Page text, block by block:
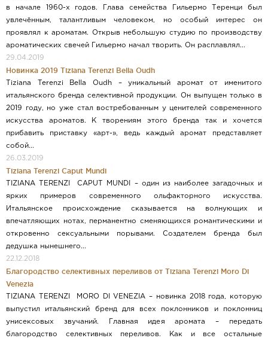
в начале 1960-х годов. Глава семейства Гильермо Теренци был
увлечённым, талантливым человеком, но особый интерес он
проявлял к ароматам. Открыв небольшую студию по производству
ароматических свечей Гильермо начал творить. Он расплавлял...
29.04.2019
Новинка 2019 Tiziana Terenzi Bella Oudh
Tiziana Terenzi Bella Oudh – уникальный аромат от именитого
итальянского бренда селективной продукции. Он выпущен только в
2019 году, но уже стал востребованным у ценителей современного
искусства ароматов. К творениям этого бренда так и хочется
прибавить приставку «арт-», ведь каждый аромат представляет
собой...
26.03.2019
Tiziana Terenzi Caput Mundi
TIZIANA TERENZI CAPUT MUNDI – один из наиболее загадочных и
ярких примеров современного ольфакторного искусства.
Итальянское происхождение сказывается на волнующих и
впечатляющих нотах, перманентно сменяющихся романтическими и
откровенно сексуальными порывами. Создателем бренда был
дедушка нынешнего...
22.12.2018
Благородство селективных переливов от Tiziana Terenzi Moro Di
Venezia
TIZIANA TERENZI MORO DI VENEZIA – новинка 2018 года, которую
выпустил итальянский бренд для всех поклонников и поклонниц
унисексовых звучаний. Главная идея аромата – передать
благородство селективных переливов. Как и все остальные